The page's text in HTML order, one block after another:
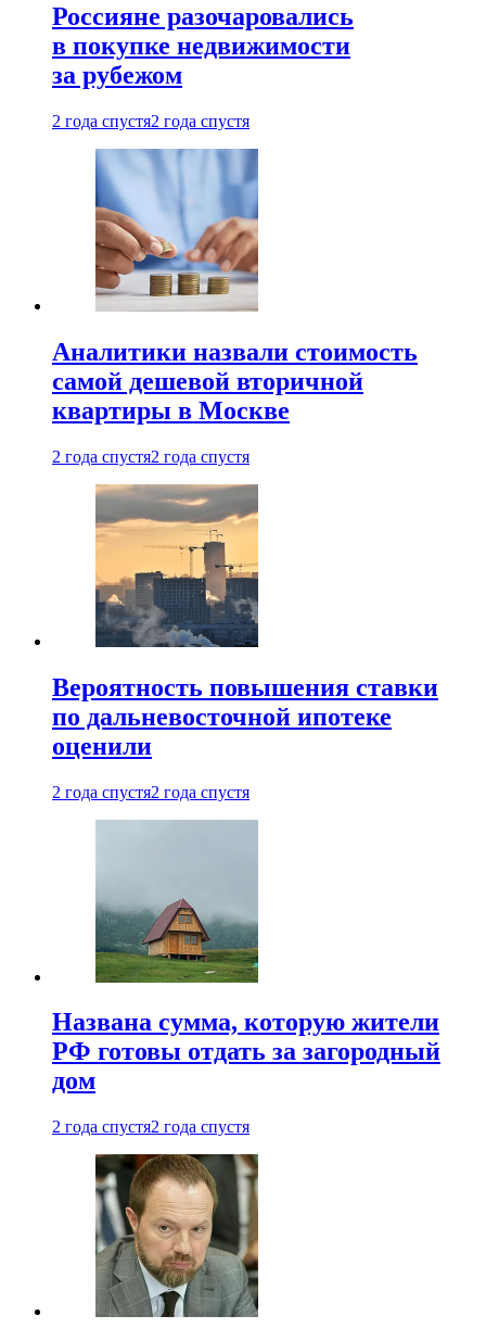
Россияне разочаровались
в покупке недвижимости
за рубежом
2 года спустя2 года спустя
Аналитики назвали стоимость
самой дешевой вторичной
квартиры в Москве
2 года спустя2 года спустя
Вероятность повышения ставки
по дальневосточной ипотеке
оценили
2 года спустя2 года спустя
Названа сумма, которую жители
РФ готовы отдать за загородный
дом
2 года спустя2 года спустя